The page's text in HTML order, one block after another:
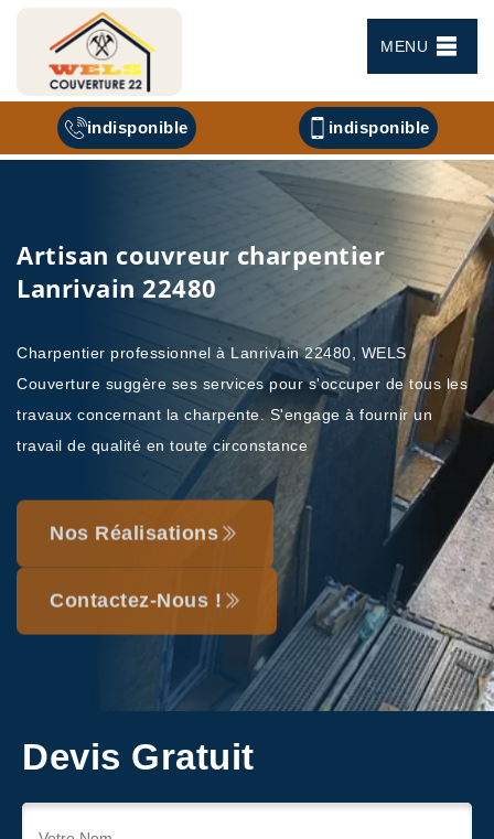
MENU
indisponible indisponible
Artisan couvreur charpentier
Lanrivain 22480
Charpentier professionnel à Lanrivain 22480, WELS
Couverture suggère ses services pour s'occuper de tous les
travaux concernant la charpente. S'engage à fournir un
travail de qualité en toute circonstance
Nos Réalisations
Contactez-Nous !
Devis Gratuit